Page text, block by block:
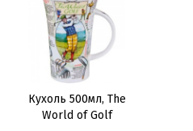
Кухоль 500мл, The
World of Golf